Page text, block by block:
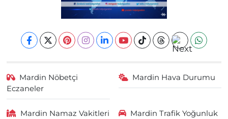
Mardin Nöbetçi
Eczaneler
Mardin Hava Durumu
Mardin Namaz Vakitleri
Mardin Trafik Yoğunluk